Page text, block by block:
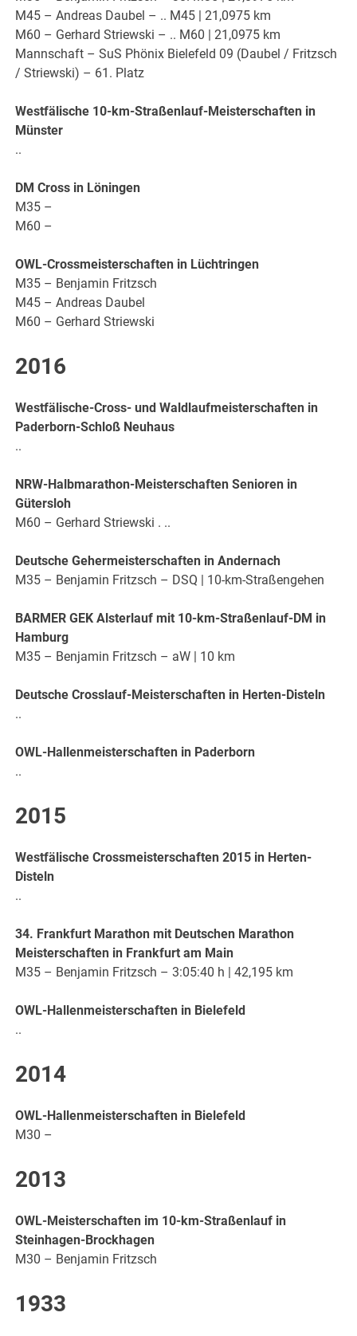
M45 – Andreas Daubel – .. M45 | 21,0975 km
M60 – Gerhard Striewski – .. M60 | 21,0975 km
Mannschaft – SuS Phönix Bielefeld 09 (Daubel / Fritzsch
/ Striewski) – 61. Platz
Westfälische 10-km-Straßenlauf-Meisterschaften in
Münster
..
DM Cross in Löningen
M35 –
M60 –
OWL-Crossmeisterschaften in Lüchtringen
M35 – Benjamin Fritzsch
M45 – Andreas Daubel
M60 – Gerhard Striewski
2016
Westfälische-Cross- und Waldlaufmeisterschaften in
Paderborn-Schloß Neuhaus
..
NRW-Halbmarathon-Meisterschaften Senioren in
Gütersloh
M60 – Gerhard Striewski . ..
Deutsche Gehermeisterschaften in Andernach
M35 – Benjamin Fritzsch – DSQ | 10-km-Straßengehen
BARMER GEK Alsterlauf mit 10-km-Straßenlauf-DM in
Hamburg
M35 – Benjamin Fritzsch – aW | 10 km
Deutsche Crosslauf-Meisterschaften in Herten-Disteln
..
OWL-Hallenmeisterschaften in Paderborn
..
2015
Westfälische Crossmeisterschaften 2015 in Herten-
Disteln
..
34. Frankfurt Marathon mit Deutschen Marathon
Meisterschaften in Frankfurt am Main
M35 – Benjamin Fritzsch – 3:05:40 h | 42,195 km
OWL-Hallenmeisterschaften in Bielefeld
..
2014
OWL-Hallenmeisterschaften in Bielefeld
M30 –
2013
OWL-Meisterschaften im 10-km-Straßenlauf in
Steinhagen-Brockhagen
M30 – Benjamin Fritzsch
1933